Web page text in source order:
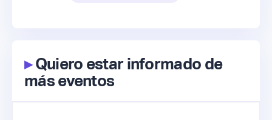
▸Quiero estar informado de
más eventos